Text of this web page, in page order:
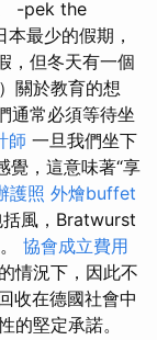
-pek the
最少的假期，
，但冬天有一個
關於教育的想
通常必須等待坐
師 一旦我們坐下
覺，這意味著“享
護照 外燴buffet
風，Bratwurst
協會成立費用
情況下，因此不
收在德國社會中
的堅定承諾。